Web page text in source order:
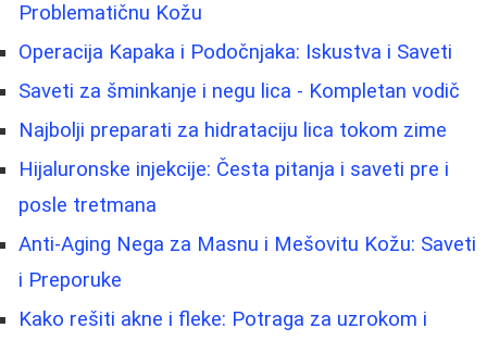
Problematičnu Kožu
Operacija Kapaka i Podočnjaka: Iskustva i Saveti
Saveti za šminkanje i negu lica - Kompletan vodič
Najbolji preparati za hidrataciju lica tokom zime
Hijaluronske injekcije: Česta pitanja i saveti pre i
posle tretmana
Anti-Aging Nega za Masnu i Mešovitu Kožu: Saveti
i Preporuke
Kako rešiti akne i fleke: Potraga za uzrokom i